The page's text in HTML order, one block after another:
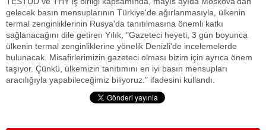
gelecek basın mensuplarının Türkiye'de ağırlanmasıyla, ülkenin
termal zenginliklerinin Rusya'da tanıtılmasına önemli katkı
sağlanacağını dile getiren Yılık, "Gazeteci heyeti, 3 gün boyunca
ülkenin termal zenginliklerine yönelik Denizli'de incelemelerde
bulunacak. Misafirlerimizin gazeteci olması bizim için ayrıca önem
taşıyor. Çünkü, ülkemizin tanıtımını en iyi basın mensupları
aracılığıyla yapabileceğimiz biliyoruz." ifadesini kullandı.